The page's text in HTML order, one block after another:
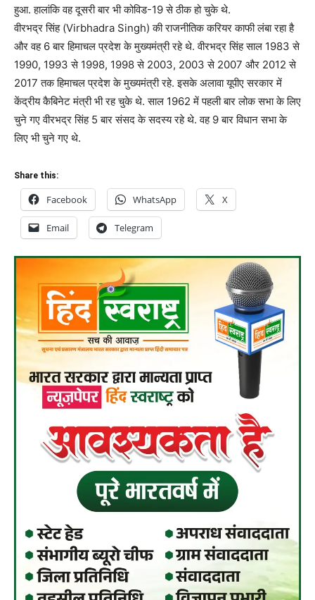
हुआ. हालांकि वह दूसरी बार भी कोविड-19 से ठीक हो चुके थे.
वीरभद्र सिंह (Virbhadra Singh) की राजनीतिक करियर काफी लंबा रहा है
और वह 6 बार हिमाचल प्रदेश के मुख्यमंत्री रहे थे. वीरभद्र सिंह साल 1983 से
1990, 1993 से 1998, 1998 से 2003, 2003 से 2007 और 2012 से
2017 तक हिमाचल प्रदेश के मुख्यमंत्री रहे. इसके अलावा यूपीए सरकार में
केंद्रीय कैबिनेट मंत्री भी रह चुके थे. साल 1962 में पहली बार लोक सभा के लिए
चुने गए वीरभद्र सिंह 5 बार संसद के सदस्य रहे थे. वह 9 बार विधान सभा के
लिए भी चुने गए थे.
Share this:
Facebook WhatsApp X
Email Telegram